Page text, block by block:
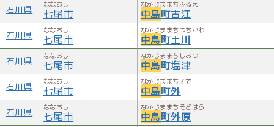
石川県 ななおし
七尾市
なかじままちふるえ
中島町古江
石川県 ななおし
七尾市
なかじままちつちかわ
中島町土川
石川県 ななおし
七尾市
なかじままちしおつ
中島町塩津
石川県 ななおし
七尾市
なかじままちそで
中島町外
石川県 ななおし
七尾市
なかじままちそどはら
中島町外原